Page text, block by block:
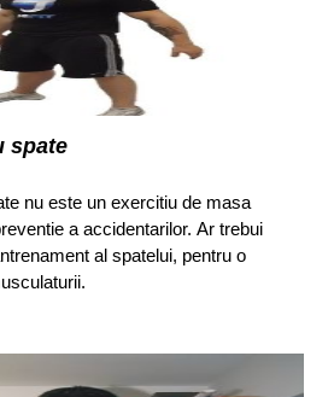
spate
nu este un exercitiu de masa
a accidentarilor. Ar trebui
al spatelui, pentru o